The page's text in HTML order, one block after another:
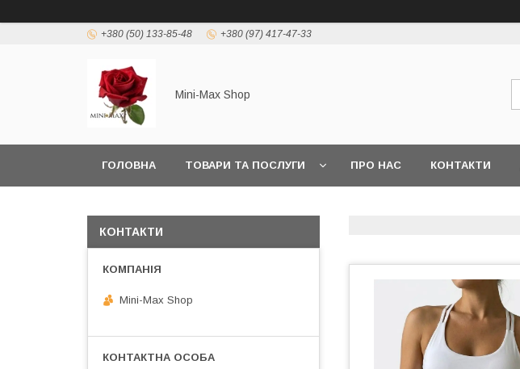
+380 (50) 133-85-48 +380 (97) 417-47-33
Mini-Max Shop
ГОЛОВНА ТОВАРИ ТА ПОСЛУГИ ПРО НАС КОНТАКТИ
КОНТАКТИ
Mini-Max Shop